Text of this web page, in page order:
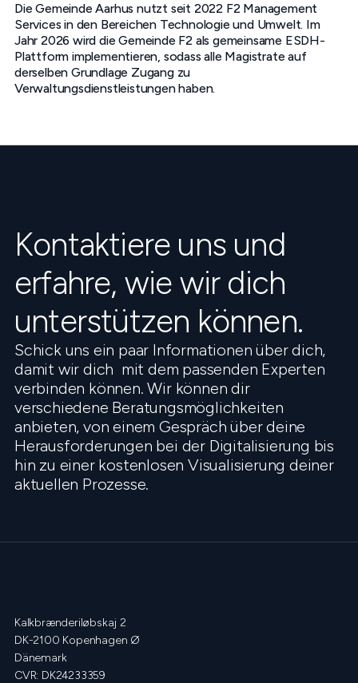
Die Gemeinde Aarhus nutzt seit 2022 F2 Management
Services in den Bereichen Technologie und Umwelt. Im
Jahr 2026 wird die Gemeinde F2 als gemeinsame ESDH-
Plattform implementieren, sodass alle Magistrate auf
derselben Grundlage Zugang zu
Verwaltungsdienstleistungen haben.
Kontaktiere uns und
erfahre, wie wir dich
unterstützen können.
Schick uns ein paar Informationen über dich,
damit wir dich mit dem passenden Experten
verbinden können. Wir können dir
verschiedene Beratungsmöglichkeiten
anbieten, von einem Gespräch über deine
Herausforderungen bei der Digitalisierung bis
hin zu einer kostenlosen Visualisierung deiner
aktuellen Prozesse.
Kalkbrænderiløbskaj 2
DK-2100 Kopenhagen Ø
Dänemark
CVR: DK24233359